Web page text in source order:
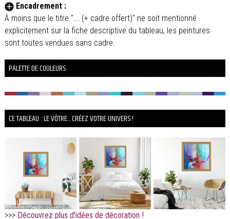
Encadrement :
À moins que le titre "... (+ cadre offert)" ne soit mentionné
explicitement sur la fiche descriptive du tableau, les peintures
sont toutes vendues sans cadre.
PALETTE DE COULEURS
CE TABLEAU : LE VÔTRE... CRÉEZ VOTRE UNIVERS !
>>> Découvrez plus d'idées de décoration !